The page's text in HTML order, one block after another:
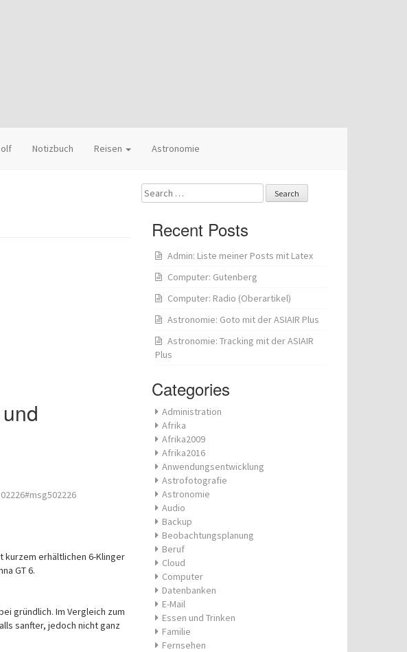
Notizbuch Reisen Astronomie
erhältlichen 6-Klinger
GT 6.
gründlich. Im Vergleich zum
sanfter, jedoch nicht ganz
Search
for:
Recent Posts
Admin: Liste meiner Posts mit Latex
Computer: Gutenberg
Computer: Radio (Oberartikel)
Astronomie: Goto mit der ASIAIR Plus
Astronomie: Tracking mit der ASIAIR
Plus
Categories
Administration
Afrika
Afrika2009
Afrika2016
Anwendungsentwicklung
Astrofotografie
Astronomie
Audio
Backup
Beobachtungsplanung
Beruf
Cloud
Computer
Datenbanken
E-Mail
Essen und Trinken
Familie
Fernsehen